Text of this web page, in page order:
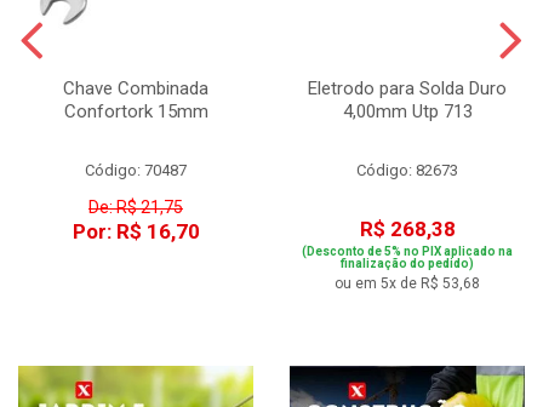
Chave Combinada
Confortork 15mm
Código: 70487
De: R$ 21,75
Por: R$ 16,70
Eletrodo para Solda Duro
4,00mm Utp 713
Código: 82673
R$ 268,38
(Desconto de 5% no PIX aplicado na
finalização do pedido)
ou em 5x de R$ 53,68